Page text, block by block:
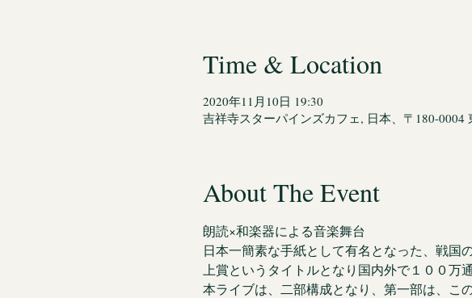
Time & Location
2020年11月10日 19:30
吉祥寺スターパインズカフェ, 日本、〒180-
About The Event
朗読×和楽器による音楽舞台
日本一簡素な手紙として有名となった、戦国
上賞というタイトルとなり国内外で１００万
本ライブは、二部構成となり、第一部は、こ